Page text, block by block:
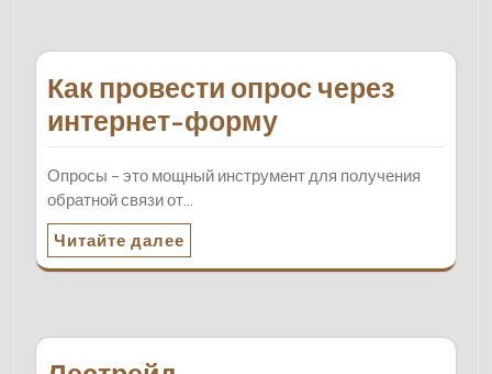
Как провести опрос через
интернет-форму
Опросы – это мощный инструмент для получения
обратной связи от…
Читайте далее